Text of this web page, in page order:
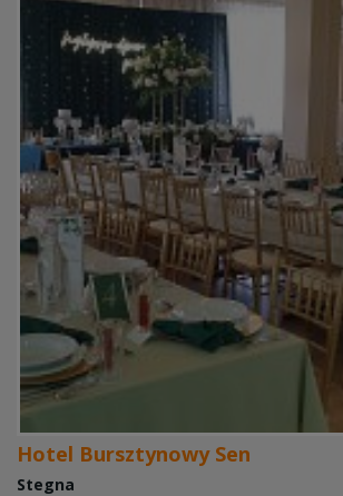
Hotel Bursztynowy Sen
Stegna